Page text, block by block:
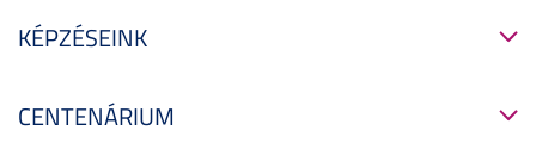
KÉPZÉSEINK
CENTENÁRIUM